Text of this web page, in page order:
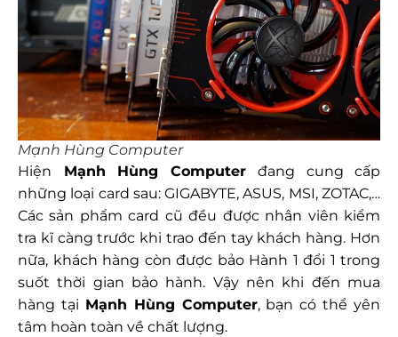
Mạnh Hùng Computer
Hiện Mạnh Hùng Computer đang cung cấp
những loại card sau: GIGABYTE, ASUS, MSI, ZOTAC,…
Các sản phẩm card cũ đều được nhân viên kiểm
tra kĩ càng trước khi trao đến tay khách hàng. Hơn
nữa, khách hàng còn được bảo Hành 1 đổi 1 trong
suốt thời gian bảo hành. Vậy nên khi đến mua
hàng tại Mạnh Hùng Computer, bạn có thể yên
tâm hoàn toàn về chất lượng.